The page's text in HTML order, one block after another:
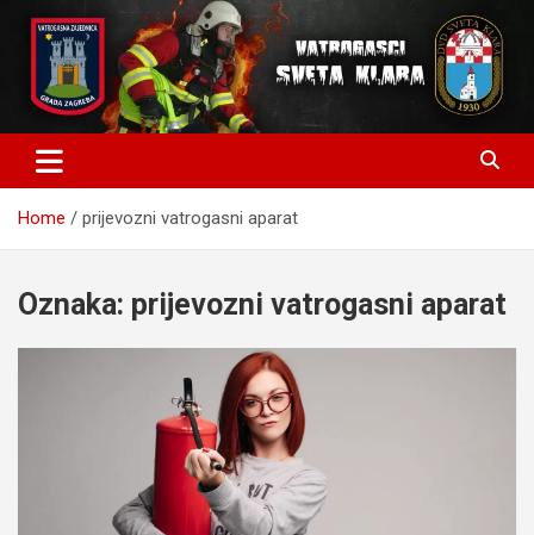
content
Home prijevozni vatrogasni aparat
Oznaka: prijevozni vatrogasni aparat